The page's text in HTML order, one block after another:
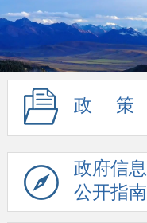
政 策
政府信息
公开指南